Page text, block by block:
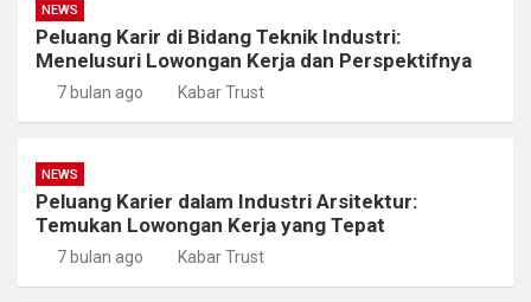
NEWS
Peluang Karir di Bidang Teknik Industri:
Menelusuri Lowongan Kerja dan Perspektifnya
7 bulan ago Kabar Trust
NEWS
Peluang Karier dalam Industri Arsitektur:
Temukan Lowongan Kerja yang Tepat
7 bulan ago Kabar Trust